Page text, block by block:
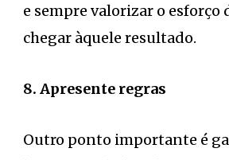
e sempre valorizar o esforço
chegar àquele resultado.
8. Apresente regras
Outro ponto importante é